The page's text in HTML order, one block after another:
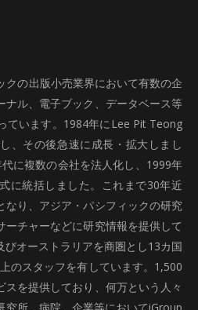
クの出版小売業界において有数の企
ナル、電子ブック、データベース等
ています。1984年にLee Pit Teong
、その後急速に成長・拡大しまし
に複数の会社を法人化し、1999年
に統括しました。これまで30年近
なり、アジア・パシフィックの研究
チャーなどに研究情報を提供して
びオーストラリアを商圏とし13カ国
のスタッフを有しています。1,500
を提供しており、何万という人々